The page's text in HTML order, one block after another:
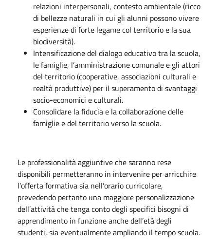
relazioni interpersonali, contesto ambientale (ricco
di bellezze naturali in cui gli alunni possono vivere
esperienze di forte legame col territorio e la sua
biodiversità).
Intensificazione del dialogo educativo tra la scuola,
le famiglie, l’amministrazione comunale e gli attori
del territorio (cooperative, associazioni culturali e
realtà produttive) per il superamento di svantaggi
socio-economici e culturali.
Consolidare la fiducia e la collaborazione delle
famiglie e del territorio verso la scuola.
Le professionalità aggiuntive che saranno rese
disponibili permetteranno in intervenire per arricchire
l’offerta formativa sia nell’orario curricolare,
prevedendo pertanto una maggiore personalizzazione
dell’attività che tenga conto degli specifici bisogni di
apprendimento in funzione anche dell’età degli
studenti, sia eventualmente ampliando il tempo scuola.